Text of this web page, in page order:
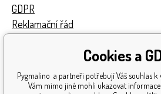
GDPR
Reklamační řád
Získaná ocenění
Katalog hraček
Cookies a
Pygmalino a partneři potřebují Váš souhlas
Vám mimo jiné mohli ukazovat